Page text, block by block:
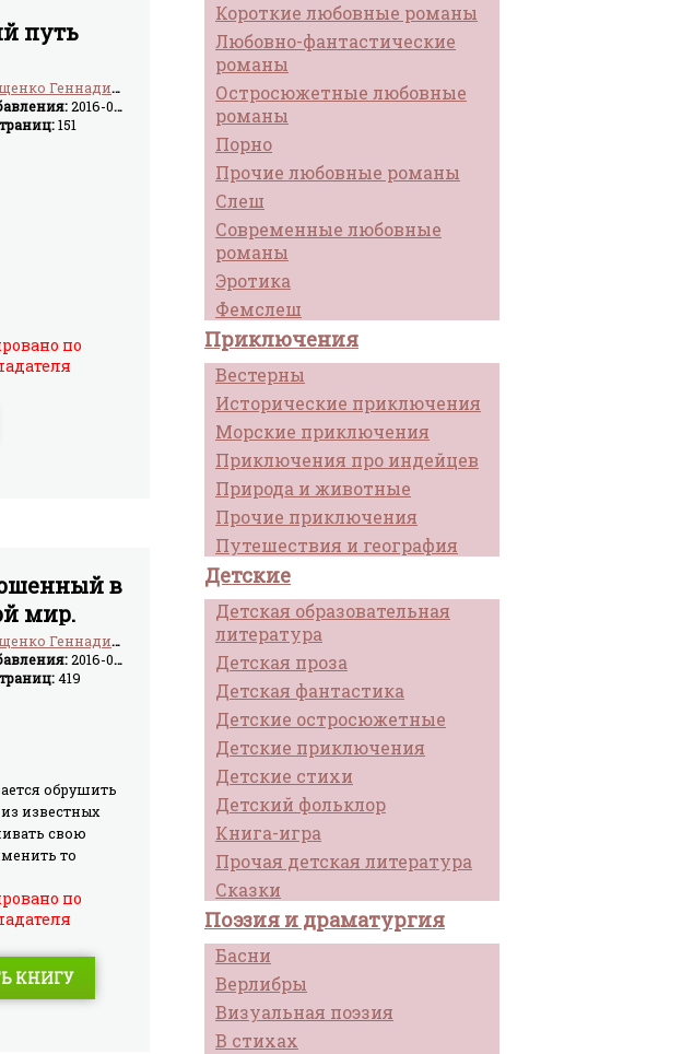
Короткие любовные романы
Любовно-фантастические
романы
Остросюжетные любовные
романы
Порно
Прочие любовные романы
Слеш
Современные любовные
романы
Эротика
Фемслеш
Приключения
Вестерны
Исторические приключения
Морские приключения
Приключения про индейцев
Природа и животные
Прочие приключения
Путешествия и география
Детские
Детская образовательная
литература
Детская проза
Детская фантастика
Детские остросюжетные
Детские приключения
Детские стихи
Детский фольклор
Книга-игра
Прочая детская литература
Сказки
Поэзия и драматургия
Басни
Верлибры
Визуальная поэзия
В стихах
путь
Геннадий Владимирович
2016-03-01
151
по
в
мир.
(СИ)
Геннадий Владимирович
2016-09-14
419
обрушить
известных
свою
то
мира.
маршем идет
по
КНИГУ